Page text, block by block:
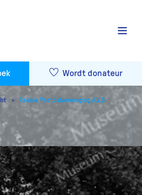
Wordt donateur
Reünie Voetbalvereniging A.V.S.